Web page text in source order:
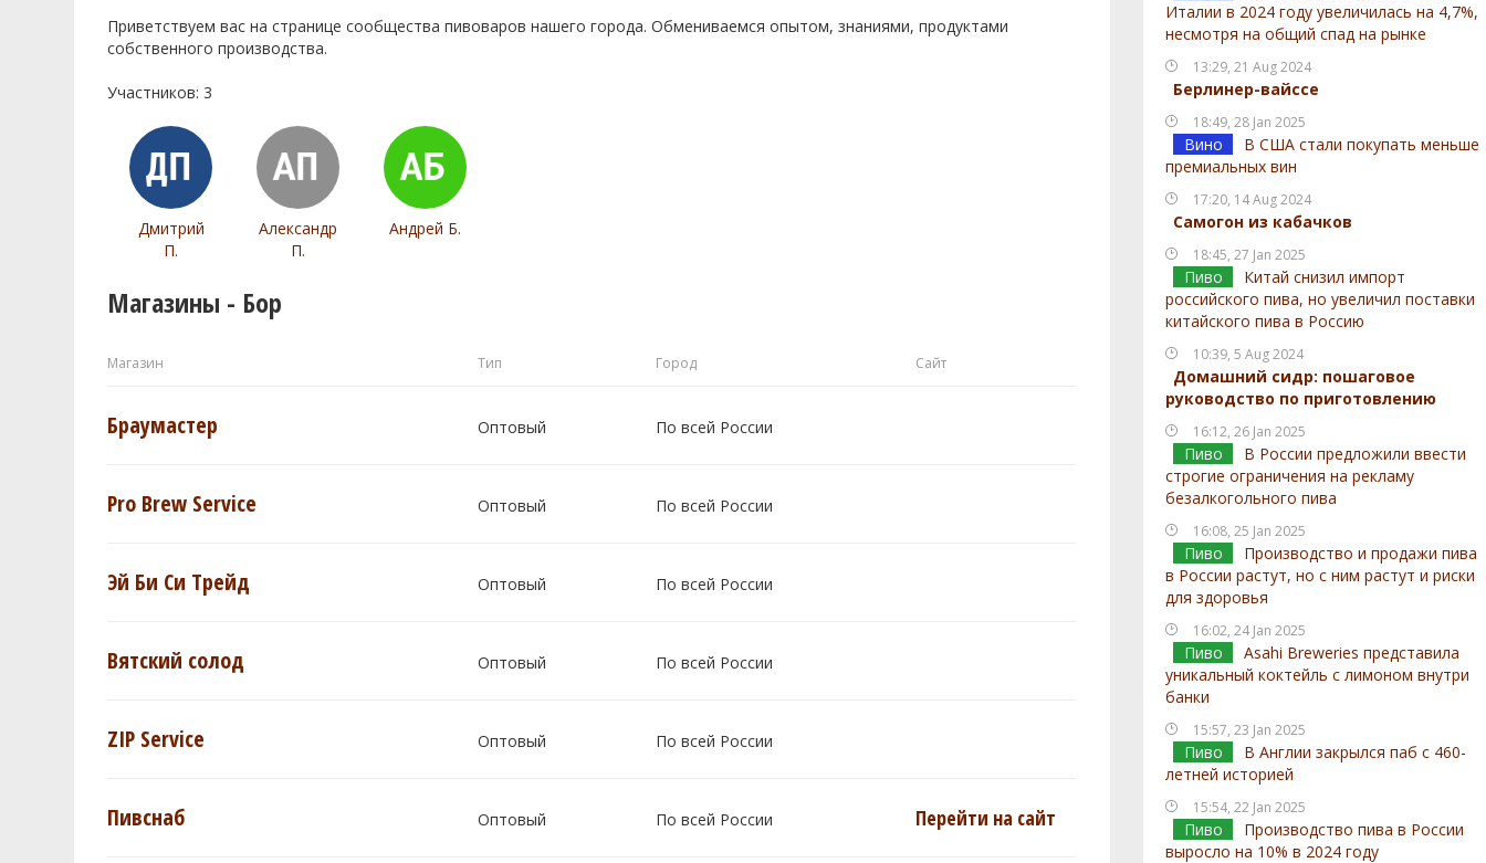
Италии в 2024 году увеличилась на 4,7%,
несмотря на общий спад на рынке
13:29, 21 Aug 2024
Берлинер-вайссе
18:49, 28 Jan 2025
Вино
В США стали покупать меньше
премиальных вин
17:20, 14 Aug 2024
Самогон из кабачков
18:45, 27 Jan 2025
Пиво
Китай снизил импорт
российского пива, но увеличил поставки
китайского пива в Россию
10:39, 5 Aug 2024
Домашний сидр: пошаговое
руководство по приготовлению
16:12, 26 Jan 2025
Пиво
В России предложили ввести
строгие ограничения на рекламу
безалкогольного пива
16:08, 25 Jan 2025
Пиво
Производство и продажи пива
в России растут, но с ним растут и риски
для здоровья
16:02, 24 Jan 2025
Пиво
Asahi Breweries представила
уникальный коктейль с лимоном внутри
банки
15:57, 23 Jan 2025
Пиво
В Англии закрылся паб с 460-
летней историей
15:54, 22 Jan 2025
Пиво
Производство пива в России
выросло на 10% в 2024 году
Приветствуем ваc на странице сообщества пивоваров нашего города. Обмениваемся опытом, знаниями, продуктами
собственного производства.
Участников: 3
Дмитрий
П.
Александр
П.
Андрей Б.
Магазины - Бор
Магазин Тип Город Сайт
Браумастер Оптовый По всей России
Pro Brew Service Оптовый По всей России
Эй Би Си Трейд Оптовый По всей России
Вятский солод Оптовый По всей России
ZIP Service Оптовый По всей России
Пивснаб Оптовый По всей России Перейти на сайт